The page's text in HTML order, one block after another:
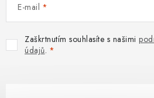
E-mail
Zaškrtnutím souhlasíte s našimi
údajů.